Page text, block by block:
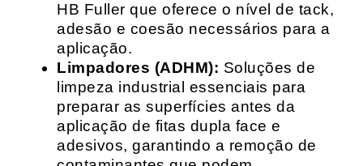
HB Fuller que oferece o nível de tack,
adesão e coesão necessários para a
aplicação.
Limpadores (ADHM): Soluções de
limpeza industrial essenciais para
preparar as superfícies antes da
aplicação de fitas dupla face e
adesivos, garantindo a remoção de